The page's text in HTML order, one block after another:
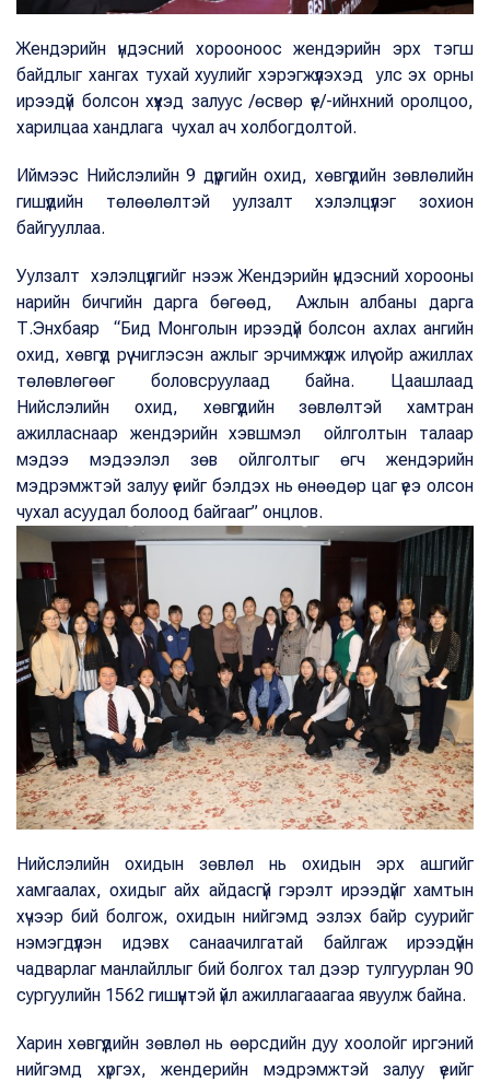
Жендэрийн үндэсний хорооноос жендэрийн эрх тэгш
байдлыг хангах тухай хуулийг хэрэгжүүлэхэд улс эх орны
ирээдүй болсон хүүхэд залуус /өсвөр үе/-ийнхний оролцоо,
харилцаа хандлага чухал ач холбогдолтой.
Иймээс Нийслэлийн 9 дүүргийн охид, хөвгүүдийн зөвлөлийн
гишүүдийн төлөөлөлтэй уулзалт хэлэлцүүлэг зохион
байгууллаа.
Уулзалт хэлэлцүүлгийг нээж Жендэрийн үндэсний хорооны
нарийн бичгийн дарга бөгөөд, Ажлын албаны дарга
Т.Энхбаяр “Бид Монголын ирээдүй болсон ахлах ангийн
охид, хөвгүүд рүү чиглэсэн ажлыг эрчимжүүлж илүү ойр ажиллах
төлөвлөгөөг боловсруулаад байна. Цаашлаад
Нийслэлийн охид, хөвгүүдийн зөвлөлтэй хамтран
ажилласнаар жендэрийн хэвшмэл ойлголтын талаар
мэдээ мэдээлэл зөв ойлголтыг өгч жендэрийн
мэдрэмжтэй залуу үеийг бэлдэх нь өнөөдөр цаг үеэ олсон
чухал асуудал болоод байгааг” онцлов.
Нийслэлийн охидын зөвлөл нь охидын эрх ашгийг
хамгаалах, охидыг айх айдасгүй гэрэлт ирээдүйг хамтын
хүчээр бий болгож, охидын нийгэмд эзлэх байр суурийг
нэмэгдүүлэн идэвх санаачилгатай байлгаж ирээдүйн
чадварлаг манлайллыг бий болгох тал дээр тулгуурлан 90
сургуулийн 1562 гишүүнтэй үйл ажиллагааагаа явуулж байна.
Харин хөвгүүдийн зөвлөл нь өөрсдийн дуу хоолойг иргэний
нийгэмд хүргэх, жендерийн мэдрэмжтэй залуу үеийг